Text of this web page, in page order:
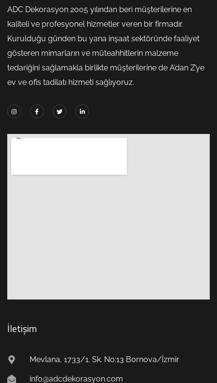
ADC Dekorasyon 2005 yılından beri müşterilerine en
kaliteli ve profesyonel hizmetler veren bir firmadır.
Kurulduğu günden bu yana inşaat sektöründe faaliyet
gösteren mimarların ve müteahhitlerin malzeme
tedariğini sağlamakla birlikte müşterilerine de A’dan Z’ye
ev ve ofis tadilatı hizmeti sağlıyoruz.
İletişim
Mevlana, 1733/1. Sk. No:13 Bornova/İzmir
info@adcdekorasyon.com